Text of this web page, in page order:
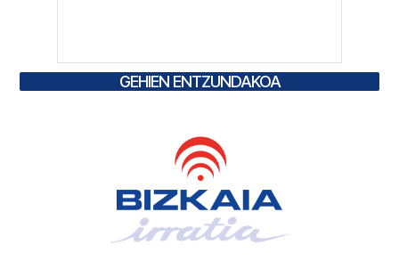
GEHIEN ENTZUNDAKOA